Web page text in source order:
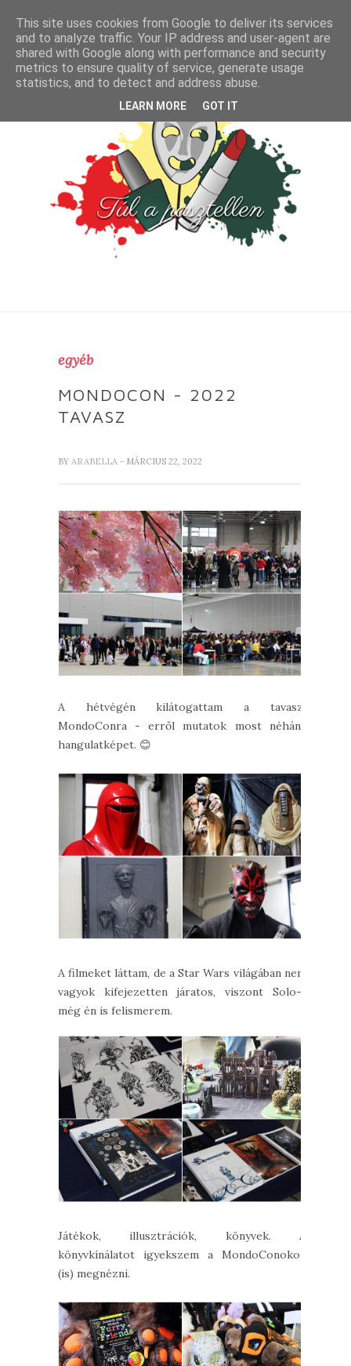
egyéb
MONDOCON - 2022
TAVASZ
BY ARABELLA - MÁRCIUS 22, 2022
A hétvégén kilátogattam a tavaszi
MondoConra - erről mutatok most néhány
hangulatképet. 😊
A filmeket láttam, de a Star Wars világában nem
vagyok kifejezetten járatos, viszont Solo-t
még én is felismerem.
Játékok, illusztrációk, könyvek. A
könyvkínálatot igyekszem a MondoConokon
(is) megnézni.
This site uses cookies from Google to deliver its services
and to analyze traffic. Your IP address and user-agent are
shared with Google along with performance and security
metrics to ensure quality of service, generate usage
statistics, and to detect and address abuse.
LEARN MORE GOT IT